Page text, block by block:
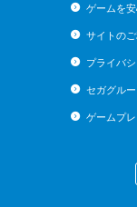
ゲームを
サイトの
プライバ
セガグル
ゲームプ